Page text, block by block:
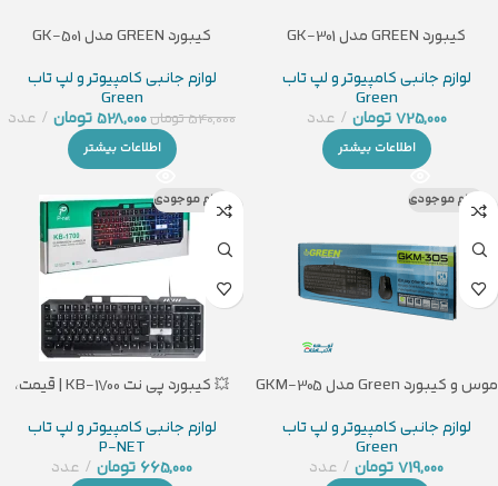
کیبورد GREEN مدل GK-301
لوازم جانبی کامپیوتر و لپ تاب
Green
725,000تومان عدد
اطلاعات بیشتر
کیبورد GREEN مدل GK-501
لوازم جانبی کامپیوتر و لپ تاب
Green
540,000تومان528,000تومان عدد
اطلاعات بیشتر
اتمام موجودی
موس و کیبورد Green مدل GKM-305
لوازم جانبی کامپیوتر و لپ تاب
Green
719,000تومان عدد
اتمام موجودی
💥 کیبورد پی نت KB-1700 | قیمت،
خرید و مشخصات مدل P-Net KB1700
لوازم جانبی کامپیوتر و لپ تاب
P-NET
665,000 تومان عدد